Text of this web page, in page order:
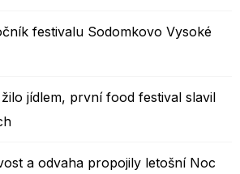
festivalu Sodomkovo Vysoké
jídlem, první food festival slavil
a odvaha propojily letošní Noc